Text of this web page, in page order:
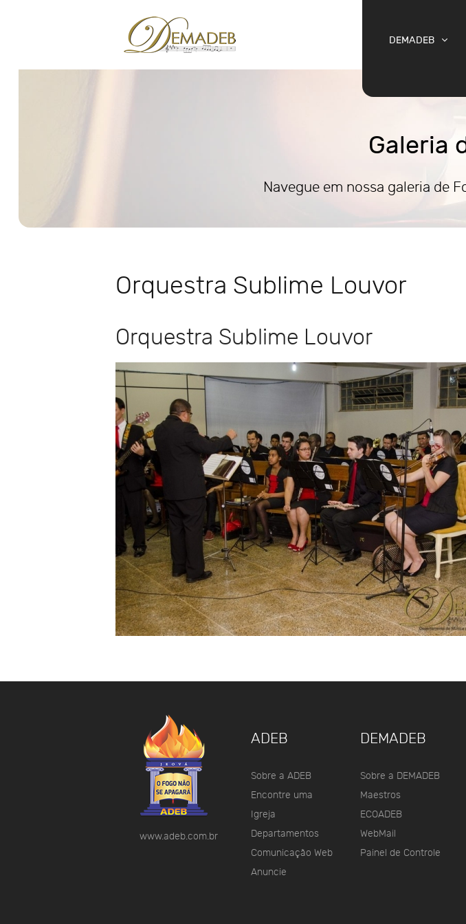
DEMADEB
Galeria
Navegue em nossa galeria de
Orquestra Sublime Louvor
Orquestra Sublime Louvor
www.adeb.com.br
ADEB
Sobre a ADEB
Encontre uma
Igreja
Departamentos
Comunicação Web
Anuncie
DEMADEB
Sobre a DEMADEB
Maestros
ECOADEB
WebMail
Painel de Controle